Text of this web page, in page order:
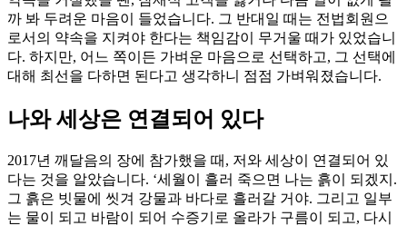
까 봐 두려운 마음이 들었습니다. 그 반대일 때는 전법회원으
로서의 약속을 지켜야 한다는 책임감이 무거울 때가 있었습니
다. 하지만, 어느 쪽이든 가벼운 마음으로 선택하고, 그 선택에
대해 최선을 다하면 된다고 생각하니 점점 가벼워졌습니다.
나와 세상은 연결되어 있다
2017년 깨달음의 장에 참가했을 때, 저와 세상이 연결되어 있
다는 것을 알았습니다. ‘세월이 흘러 죽으면 나는 흙이 되겠지.
그 흙은 빗물에 씻겨 강물과 바다로 흘러갈 거야. 그리고 일부
는 물이 되고 바람이 되어 수증기로 올라가 구름이 되고, 다시